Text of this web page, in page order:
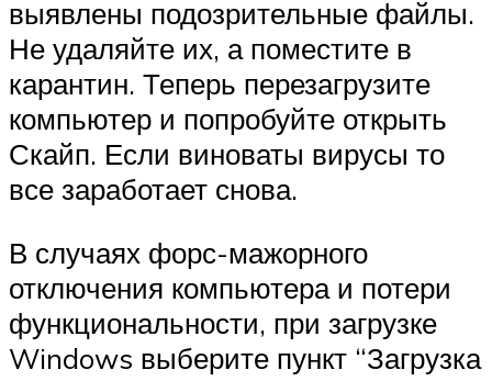
выявлены подозрительные файлы.
Не удаляйте их, а поместите в
карантин. Теперь перезагрузите
компьютер и попробуйте открыть
Скайп. Если виноваты вирусы то
все заработает снова.
В случаях форс-мажорного
отключения компьютера и потери
функциональности, при загрузке
Windows выберите пункт “Загрузка